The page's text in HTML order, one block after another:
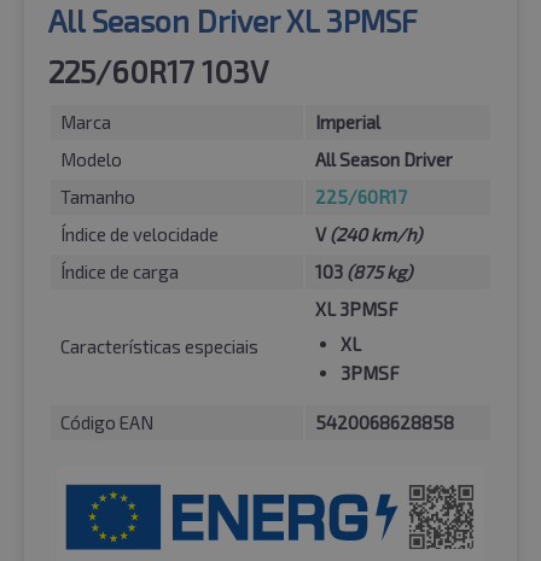
All Season Driver XL 3PMSF
225/60R17 103V
Marca
Imperial
Modelo
All Season Driver
Tamanho
225/60R17
Índice de velocidade
V(240 km/h)
Índice de carga
103 (875 kg)
Características especiais
XL 3PMSF
XL
3PMSF
Código EAN 5420068628858